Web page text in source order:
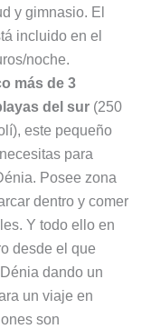
y gimnasio. El
incluido en el
noche.
más de 3
del sur(250
este pequeño
para
Posee zona
dentro y comer
Y todo ello en
desde el que
dando un
un viaje en
son